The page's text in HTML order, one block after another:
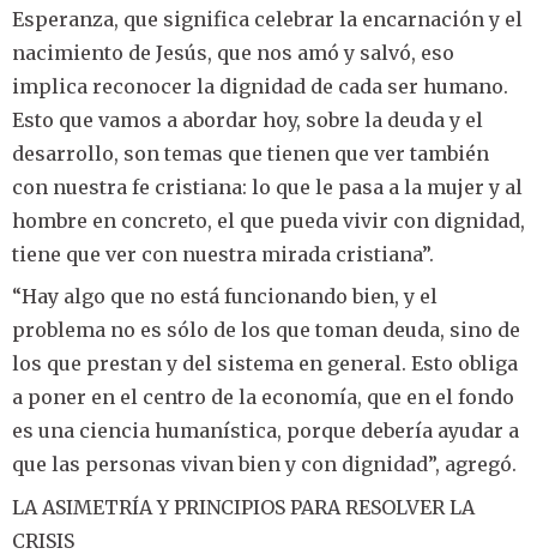
Esperanza, que significa celebrar la encarnación y el
nacimiento de Jesús, que nos amó y salvó, eso
implica reconocer la dignidad de cada ser humano.
Esto que vamos a abordar hoy, sobre la deuda y el
desarrollo, son temas que tienen que ver también
con nuestra fe cristiana: lo que le pasa a la mujer y al
hombre en concreto, el que pueda vivir con dignidad,
tiene que ver con nuestra mirada cristiana”.
“Hay algo que no está funcionando bien, y el
problema no es sólo de los que toman deuda, sino de
los que prestan y del sistema en general. Esto obliga
a poner en el centro de la economía, que en el fondo
es una ciencia humanística, porque debería ayudar a
que las personas vivan bien y con dignidad”, agregó.
LA ASIMETRÍA Y PRINCIPIOS PARA RESOLVER LA
CRISIS